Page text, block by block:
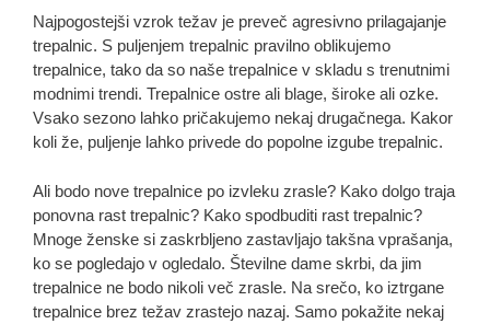
Najpogostejši vzrok težav je preveč agresivno prilagajanje
trepalnic. S puljenjem trepalnic pravilno oblikujemo
trepalnice, tako da so naše trepalnice v skladu s trenutnimi
modnimi trendi. Trepalnice ostre ali blage, široke ali ozke.
Vsako sezono lahko pričakujemo nekaj drugačnega. Kakor
koli že, puljenje lahko privede do popolne izgube trepalnic.
Ali bodo nove trepalnice po izvleku zrasle? Kako dolgo traja
ponovna rast trepalnic? Kako spodbuditi rast trepalnic?
Mnoge ženske si zaskrbljeno zastavljajo takšna vprašanja,
ko se pogledajo v ogledalo. Številne dame skrbi, da jim
trepalnice ne bodo nikoli več zrasle. Na srečo, ko iztrgane
trepalnice brez težav zrastejo nazaj. Samo pokažite nekaj